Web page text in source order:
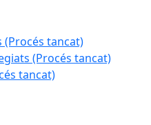
tancat)
(Procés tancat)
tancat)